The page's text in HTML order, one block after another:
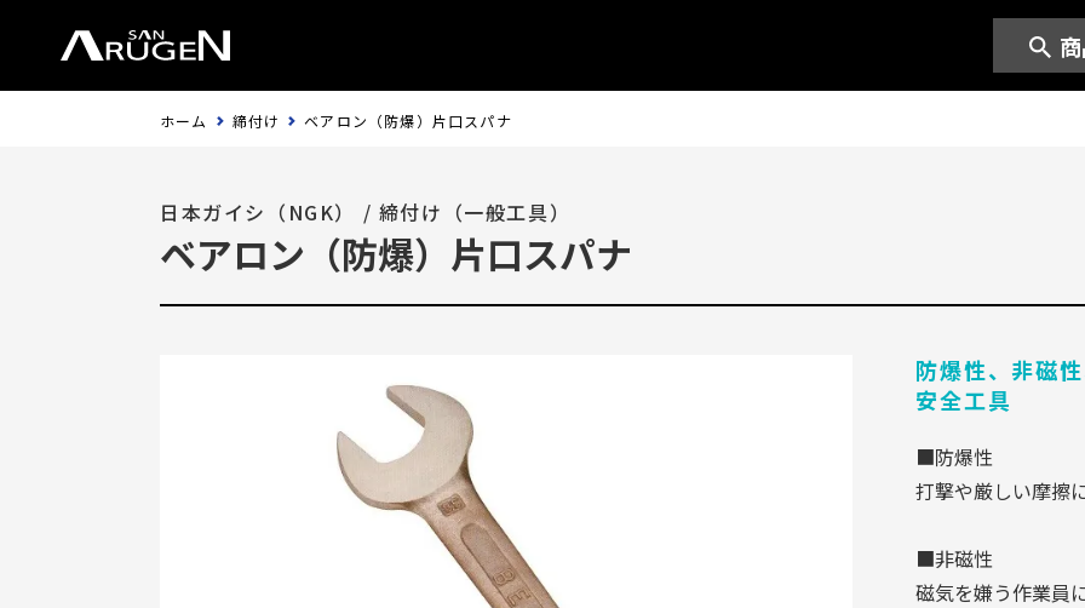
ホーム 締付け ベアロン（防爆）片口スパナ
日本ガイシ（NGK） / 締付け（一般工具）
ベアロン（防爆）片口スパナ
防爆性、非磁
安全工具
■防爆性
打撃や厳しい摩擦
■非磁性
磁気を嫌う作業員